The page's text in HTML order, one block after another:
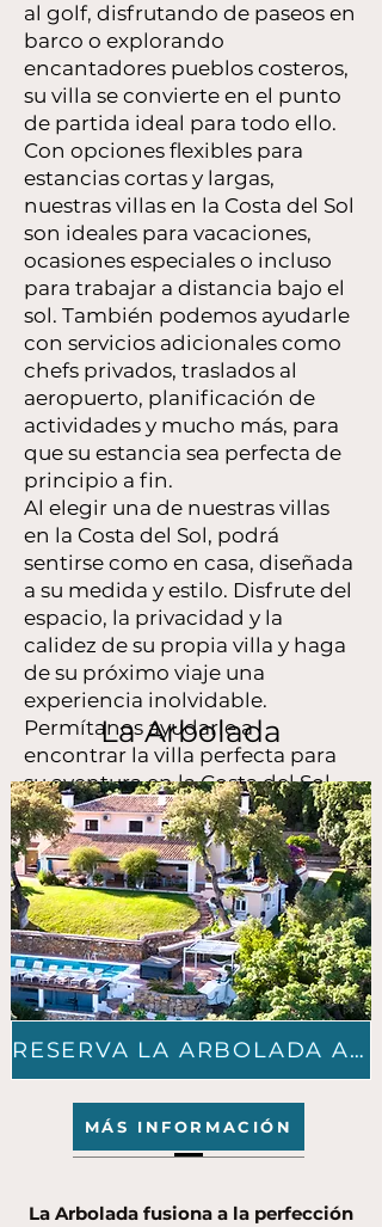
al golf, disfrutando de paseos en
barco o explorando
encantadores pueblos costeros,
su villa se convierte en el punto
de partida ideal para todo ello.
Con opciones flexibles para
estancias cortas y largas,
nuestras villas en la Costa del Sol
son ideales para vacaciones,
ocasiones especiales o incluso
para trabajar a distancia bajo el
sol. También podemos ayudarle
con servicios adicionales como
chefs privados, traslados al
aeropuerto, planificación de
actividades y mucho más, para
que su estancia sea perfecta de
principio a fin.
Al elegir una de nuestras villas
en la Costa del Sol, podrá
sentirse como en casa, diseñada
a su medida y estilo. Disfrute del
espacio, la privacidad y la
calidez de su propia villa y haga
de su próximo viaje una
experiencia inolvidable.
Permítanos ayudarle a
encontrar la villa perfecta para
su aventura en la Costa del Sol.
La Arbolada
RESERVA LA ARBOLADA AHORA
MÁS INFORMACIÓN
La Arbolada fusiona a la perfección